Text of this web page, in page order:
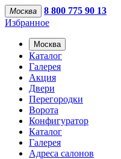
Москва
8 800 775 90 13
Избранное
Москва
Каталог
Галерея
Акция
Двери
Перегородки
Ворота
Конфигуратор
Каталог
Галерея
Адреса салонов